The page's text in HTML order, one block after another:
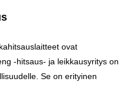
ovat
-hitsaus- ja leikkausyritys on
Se on erityinen